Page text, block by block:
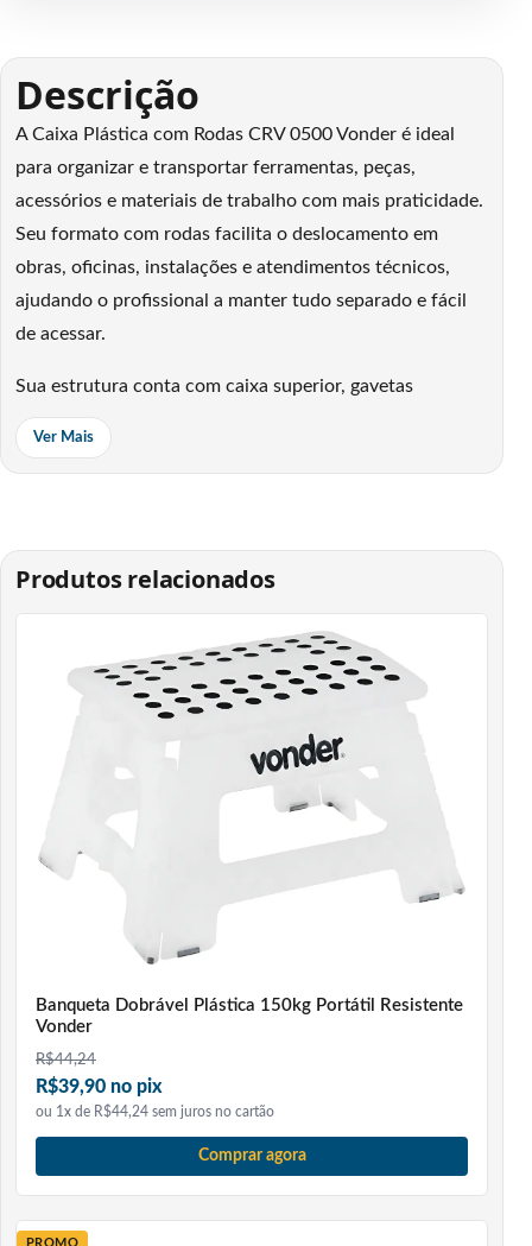
Descrição
A Caixa Plástica com Rodas CRV 0500 Vonder é ideal
para organizar e transportar ferramentas, peças,
acessórios e materiais de trabalho com mais praticidade.
Seu formato com rodas facilita o deslocamento em
obras, oficinas, instalações e atendimentos técnicos,
ajudando o profissional a manter tudo separado e fácil
de acessar.
Sua estrutura conta com caixa superior, gavetas
centrais, compartimento inferior e rodas para
transporte. A caixa superior possui travas metálicas
interna removível. O modelo também possui três gavetas
na parte central e uma gaveta basculante na parte
inferior, facilitando a separação dos itens por tipo de
uso. Essas características são informadas em cadastros
técnicos do produto CRV 0500 Vonder.
Por ser fabricada em polipropileno, a caixa oferece uma
estrutura leve para o transporte e prática para o uso
diário. É uma opção interessante para quem busca
melhorar a organização do kit de trabalho, seja em
instalação de ar-condicionado, manutenção predial,
elétrica, hidráulica, refrigeração, oficinas ou serviços
Marca: Vonder
Produto: Caixa plástica com rodas
Modelo: CRV 0500
Material: Polipropileno
Largura: 260 mm
Ver Mais
Produtos relacionados
Banqueta Dobrável Plástica 150kg Portátil Resistente
Vonder
R$44,24
R$39,90 no pix
ou 1x de R$44,24 sem juros no cartão
Comprar agora